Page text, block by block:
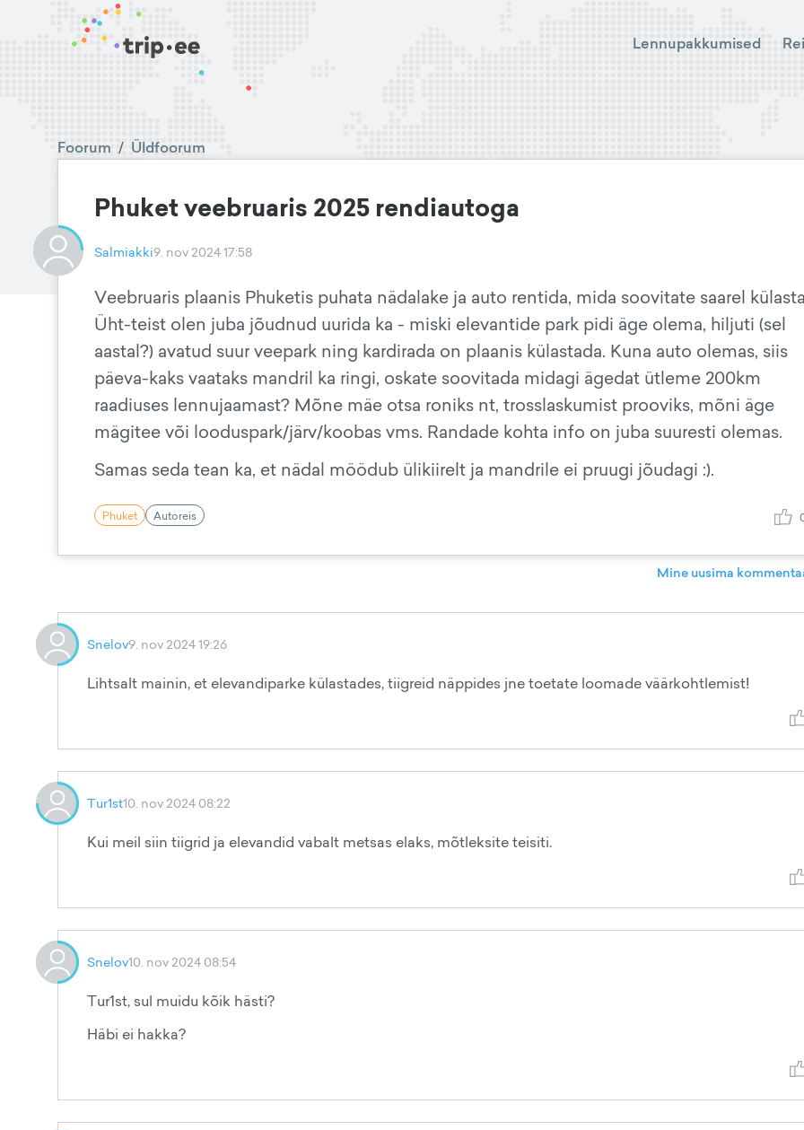
Lennupakkumised
Foorum / Üldfoorum
Phuket veebruaris 2025 rendiautoga
Salmiakki9. nov 2024 17:58
Veebruaris plaanis Phuketis puhata nädalake ja auto rentida, mida soovitate saarel
Üht-teist olen juba jõudnud uurida ka - miski elevantide park pidi äge olema, hiljuti (sel
aastal?) avatud suur veepark ning kardirada on plaanis külastada. Kuna auto olemas, siis
päeva-kaks vaataks mandril ka ringi, oskate soovitada midagi ägedat ütleme 200km
raadiuses lennujaamast? Mõne mäe otsa roniks nt, trosslaskumist prooviks, mõni äge
mägitee või looduspark/järv/koobas vms. Randade kohta info on juba suuresti olemas.
Samas seda tean ka, et nädal möödub ülikiirelt ja mandrile ei pruugi jõudagi :).
Phuket Autoreis
Mine uusima
Snelov9. nov 2024 19:26
Lihtsalt mainin, et elevandiparke külastades, tiigreid näppides jne toetate loomade väärkohtlemist!
Tur1st10. nov 2024 08:22
Kui meil siin tiigrid ja elevandid vabalt metsas elaks, mõtleksite teisiti.
Snelov10. nov 2024 08:54
Tur1st, sul muidu kõik hästi?
Häbi ei hakka?